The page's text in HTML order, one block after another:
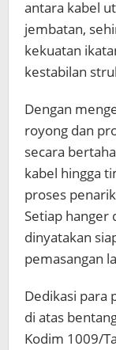
antara kabel
jembatan,
kekuatan
kestabilan
Dengan
royong dan
secara
kabel hingga
proses
Setiap hanger
dinyatakan
pemasangan
Dedikasi para
di atas
Kodim 1009/